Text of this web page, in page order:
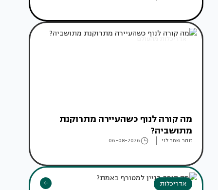
אדריכלות מהעולם
מה קורה לנוף כשהעיירה מתרוקנת
מתושביה?
זוהר שחר לוי 06-08-2026
אדריכלות